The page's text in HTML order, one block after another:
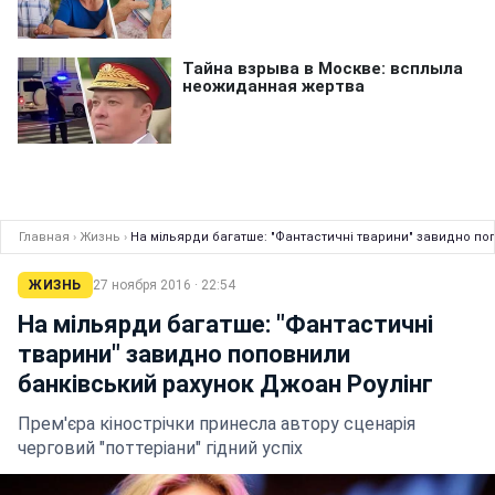
Главная › Жизнь › На мільярди багатше: "Фантастичні тварини" завидно
ЖИЗНЬ 27 ноября 2016 · 22:54
На мільярди багатше: "Фантастичні
тварини" завидно поповнили
банківський рахунок Джоан Роулінг
Прем'єра кінострiчки принесла автору сценарія
черговий "поттеріани" гiдний успiх